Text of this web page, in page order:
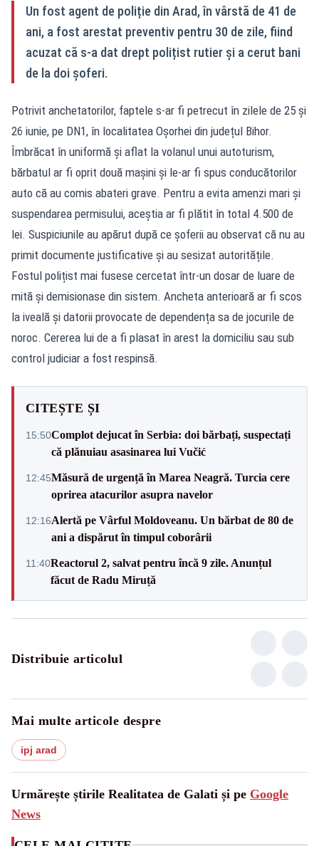
Un fost agent de poliție din Arad, în vârstă de 41 de
ani, a fost arestat preventiv pentru 30 de zile, fiind
acuzat că s-a dat drept polițist rutier și a cerut bani
de la doi șoferi.
Potrivit anchetatorilor, faptele s-ar fi petrecut în zilele de 25 și
26 iunie, pe DN1, în localitatea Oșorhei din județul Bihor.
Îmbrăcat în uniformă și aflat la volanul unui autoturism,
bărbatul ar fi oprit două mașini și le-ar fi spus conducătorilor
auto că au comis abateri grave. Pentru a evita amenzi mari și
suspendarea permisului, aceștia ar fi plătit în total 4.500 de
lei. Suspiciunile au apărut după ce șoferii au observat că nu au
primit documente justificative și au sesizat autoritățile.
Fostul polițist mai fusese cercetat într-un dosar de luare de
mită și demisionase din sistem. Ancheta anterioară ar fi scos
la iveală și datorii provocate de dependența sa de jocurile de
noroc. Cererea lui de a fi plasat în arest la domiciliu sau sub
control judiciar a fost respinsă.
CITEȘTE ȘI
15:50Complot dejucat în Serbia: doi bărbați, suspectați
că plănuiau asasinarea lui Vučić
12:45Măsură de urgență în Marea Neagră. Turcia cere
oprirea atacurilor asupra navelor
12:16Alertă pe Vârful Moldoveanu. Un bărbat de 80 de
ani a dispărut în timpul coborârii
11:40Reactorul 2, salvat pentru încă 9 zile. Anunțul
făcut de Radu Miruță
Distribuie articolul
Mai multe articole despre
ipj arad
Urmărește știrile Realitatea de Galati și pe Google
News